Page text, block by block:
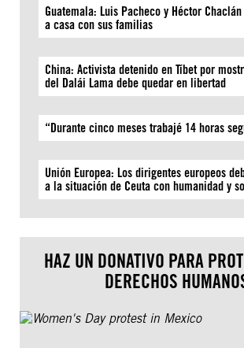
Guatemala: Luis Pacheco y Héctor
a casa con sus familias
China: Activista detenido en Tíbet por
del Dalái Lama debe quedar en libertad
“Durante cinco meses trabajé 14 horas
Unión Europea: Los dirigentes europeos
a la situación de Ceuta con humanidad y
HAZ UN DONATIVO PARA
DERECHOS